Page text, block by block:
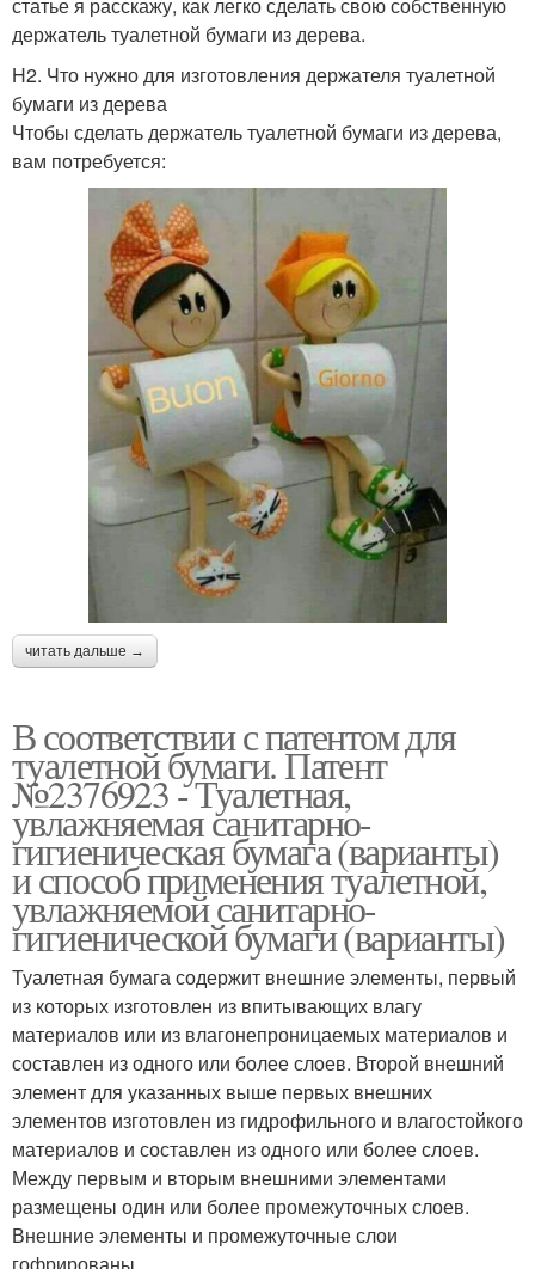
держатель туалетной бумаги из дерева.
H2. Что нужно для изготовления держателя туалетной
бумаги из дерева
Чтобы сделать держатель туалетной бумаги из дерева,
вам потребуется:
читать дальше →
В соответствии с патентом для
туалетной бумаги. Патент
№2376923 - Туалетная,
увлажняемая санитарно-
гигиеническая бумага (варианты)
и способ применения туалетной,
увлажняемой санитарно-
гигиенической бумаги (варианты)
Туалетная бумага содержит внешние элементы, первый
из которых изготовлен из впитывающих влагу
материалов или из влагонепроницаемых материалов и
составлен из одного или более слоев. Второй внешний
элемент для указанных выше первых внешних
элементов изготовлен из гидрофильного и влагостойкого
материалов и составлен из одного или более слоев.
Между первым и вторым внешними элементами
размещены один или более промежуточных слоев.
Внешние элементы и промежуточные слои